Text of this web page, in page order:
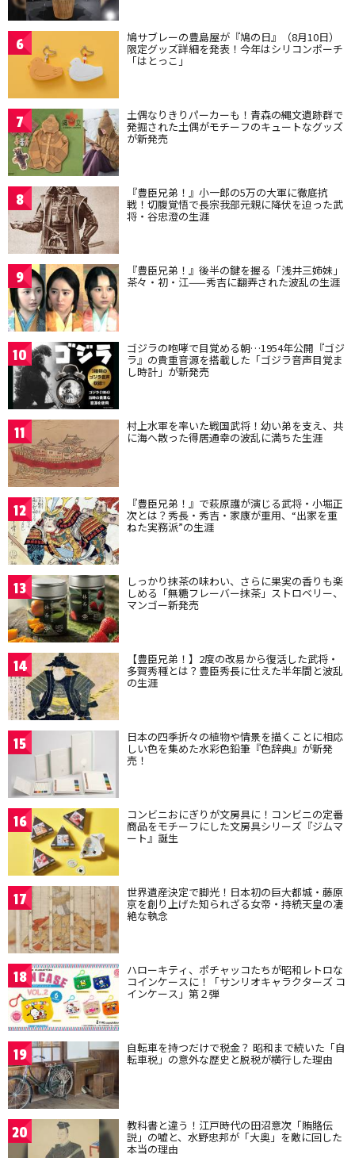
6 鳩サブレーの豊島屋が『鳩の日』（8月10日）
限定グッズ詳細を発表！今年はシリコンポーチ
「はとっこ」
7 土偶なりきりパーカーも！青森の縄文遺跡群で
発掘された土偶がモチーフのキュートなグッズ
が新発売
8 『豊臣兄弟！』小一郎の5万の大軍に徹底抗
戦！切腹覚悟で長宗我部元親に降伏を迫った武
将・谷忠澄の生涯
9 『豊臣兄弟！』後半の鍵を握る「浅井三姉妹」
茶々・初・江——秀吉に翻弄された波乱の生涯
10 ゴジラの咆哮で目覚める朝…1954年公開『ゴジ
ラ』の貴重音源を搭載した「ゴジラ音声目覚ま
し時計」が新発売
11 村上水軍を率いた戦国武将！幼い弟を支え、共
に海へ散った得居通幸の波乱に満ちた生涯
12 『豊臣兄弟！』で萩原護が演じる武将・小堀正
次とは？秀長・秀吉・家康が重用、“出家を重
ねた実務派”の生涯
13 しっかり抹茶の味わい、さらに果実の香りも楽
しめる「無糖フレーバー抹茶」ストロベリー、
マンゴー新発売
14 【豊臣兄弟！】2度の改易から復活した武将・
多賀秀種とは？豊臣秀長に仕えた半年間と波乱
の生涯
15 日本の四季折々の植物や情景を描くことに相応
しい色を集めた水彩色鉛筆『色辞典』が新発
売！
16 コンビニおにぎりが文房具に！コンビニの定番
商品をモチーフにした文房具シリーズ『ジムマ
ート』誕生
17 世界遺産決定で脚光！日本初の巨大都城・藤原
京を創り上げた知られざる女帝・持統天皇の凄
絶な執念
18 ハローキティ、ポチャッコたちが昭和レトロな
コインケースに！「サンリオキャラクターズ コ
インケース」第２弾
19 自転車を持つだけで税金？ 昭和まで続いた「自
転車税」の意外な歴史と脱税が横行した理由
20 教科書と違う！江戸時代の田沼意次「賄賂伝
説」の嘘と、水野忠邦が「大奥」を敵に回した
本当の理由